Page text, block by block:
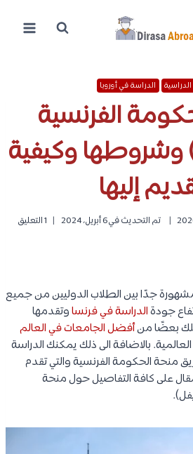
الدراسة في أوروبا
الفرنسية
وشروطها وكيفية
إليها
تم التحديث في6 أبريل، 2024 1 التعليق
جدًا بين الطلاب الدوليين من جميع
جودةالدراسة في فرنساوتقدمها
بعضًا منأفضل الجامعات في العالم
بالاضافة الى ذلك يمكنك الدراسة
منحة الحكومة الفرنسية والتي تقدم
على كافة التفاصيل حول منحة